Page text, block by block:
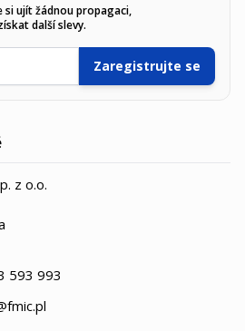
si ujít žádnou propagaci,
další slevy.
E-mailová adresa
Zaregistrujte se
z o.o.
593 993